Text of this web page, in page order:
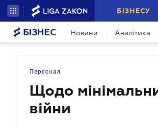
БІЗНЕСУ
БІЗНЕС Новини Аналітика
Персонал
Щодо
війни